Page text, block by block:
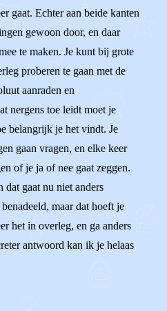
gaat. Echter aan beide kanten
gewoon door, en daar
te maken. Je kunt bij grote
proberen te gaan met de
aanraden en
nergens toe leidt moet je
belangrijk je het vindt. Je
gaan vragen, en elke keer
of je ja of nee gaat zeggen.
dat gaat nu niet anders
maar dat hoeft je
het in overleg, en ga anders
antwoord kan ik je helaas